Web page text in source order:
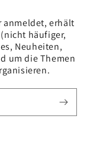
anmeldet, erhält
häufiger,
Neuheiten,
um die Themen